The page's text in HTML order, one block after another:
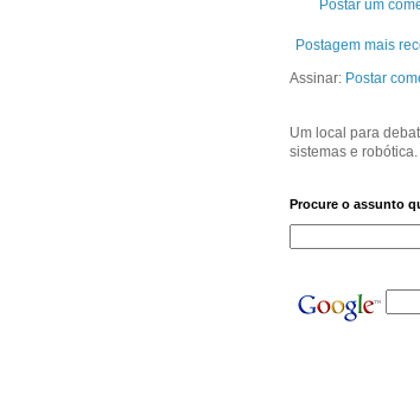
Postar um
Postagem mais
Assinar: Postar
Um local para
sistemas e robótica.
Procure o assunto